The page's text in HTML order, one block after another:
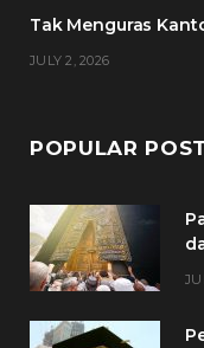
Tak Menguras
JULY 2, 2026
POPULAR